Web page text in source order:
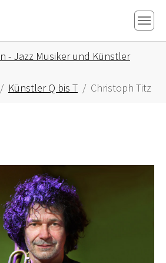
- Jazz Musiker und Künstler
Künstler Q bis T Christoph Titz